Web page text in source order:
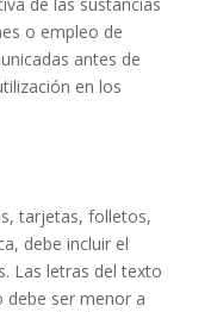
o empleo de
antes de
en los
tarjetas, folletos,
debe incluir el
Las letras del texto
debe ser menor a